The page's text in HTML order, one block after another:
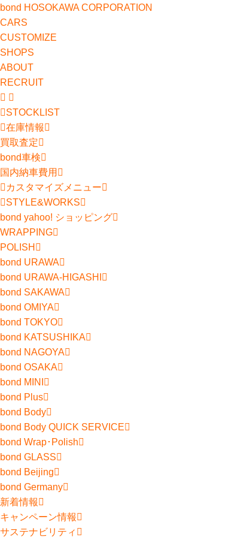
bond HOSOKAWA CORPORATION
CARS
CUSTOMIZE
SHOPS
ABOUT
RECRUIT
STOCKLIST
在庫情報
買取査定
bond車検
国内納車費用
カスタマイズメニュー
STYLE&WORKS
bond yahoo! ショッピング
WRAPPING
POLISH
bond URAWA
bond URAWA-HIGASHI
bond SAKAWA
bond OMIYA
bond TOKYO
bond KATSUSHIKA
bond NAGOYA
bond OSAKA
bond MINI
bond Plus
bond Body
bond Body QUICK SERVICE
bond Wrap･Polish
bond GLASS
bond Beijing
bond Germany
新着情報
キャンペーン情報
サステナビリティ